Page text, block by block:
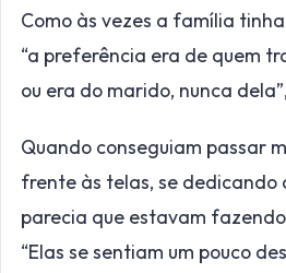
Como às vezes a família
“a preferência era de quem
ou era do marido, nunca
Quando conseguiam passar
frente às telas, se dedicando
parecia que estavam
“Elas se sentiam um pouco